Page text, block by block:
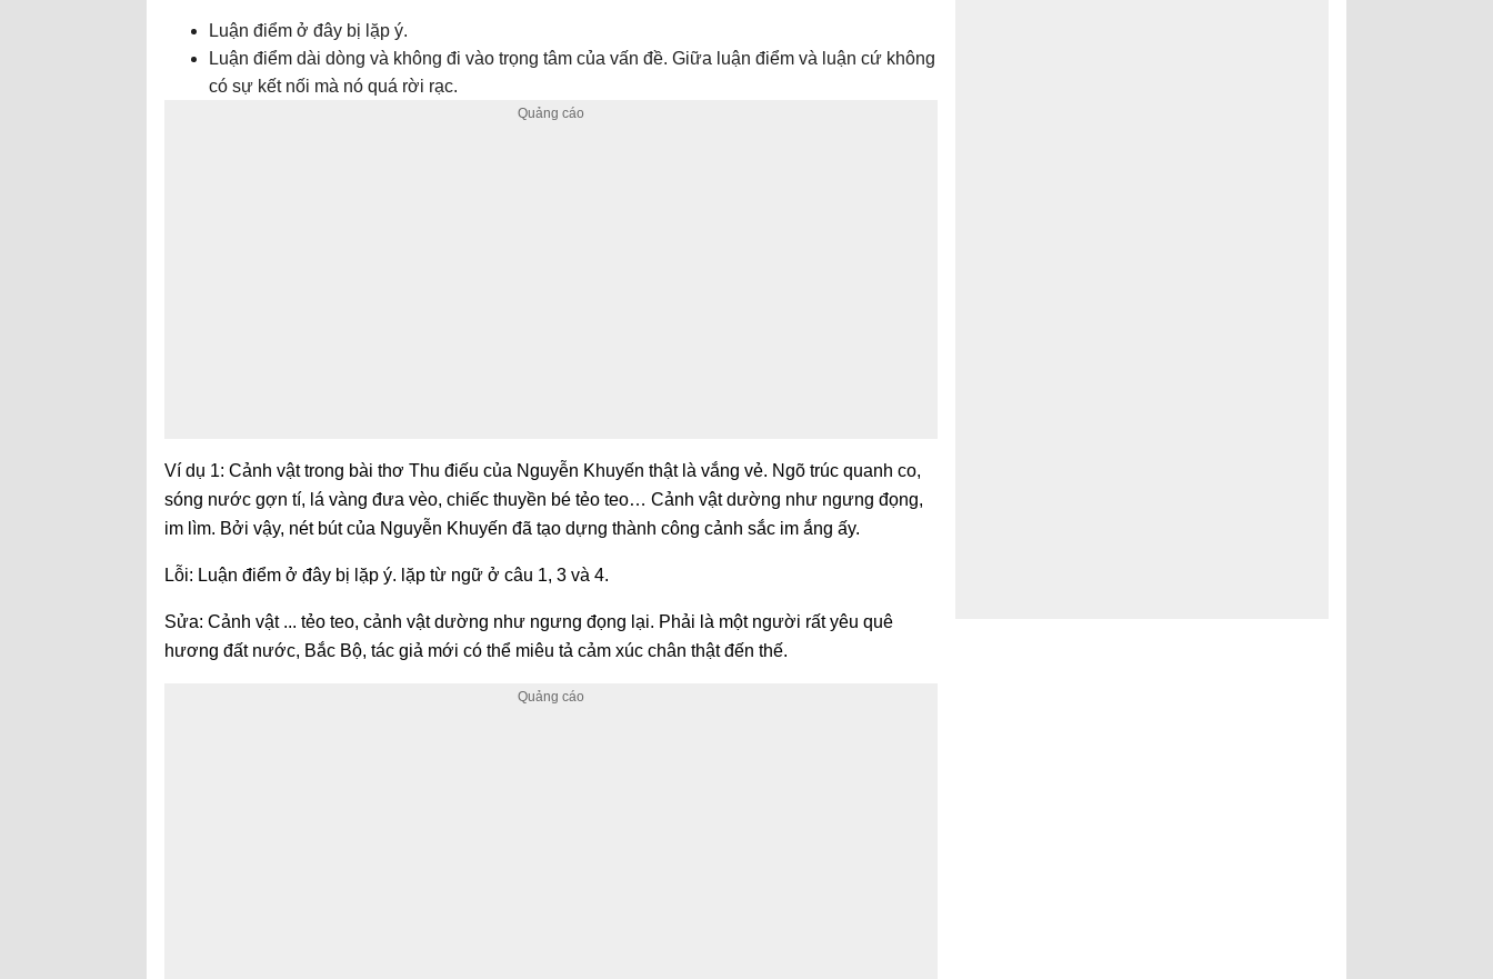
Luận điểm ở đây bị lặp ý.
Luận điểm dài dòng và không đi vào trọng tâm của vấn đề. Giữa luận điểm và luận cứ không
có sự kết nối mà nó quá rời rạc.
Ví dụ 1: Cảnh vật trong bài thơ Thu điếu của Nguyễn Khuyến thật là vắng vẻ. Ngõ trúc quanh co,
sóng nước gợn tí, lá vàng đưa vèo, chiếc thuyền bé tẻo teo… Cảnh vật dường như ngưng đọng,
im lìm. Bởi vậy, nét bút của Nguyễn Khuyến đã tạo dựng thành công cảnh sắc im ắng ấy.
Lỗi: Luận điểm ở đây bị lặp ý. lặp từ ngữ ở câu 1, 3 và 4.
Sửa: Cảnh vật ... tẻo teo, cảnh vật dường như ngưng đọng lại. Phải là một người rất yêu quê
hương đất nước, Bắc Bộ, tác giả mới có thể miêu tả cảm xúc chân thật đến thế.